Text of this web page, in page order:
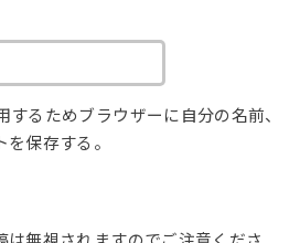
するためブラウザーに自分の名前、
保存する。